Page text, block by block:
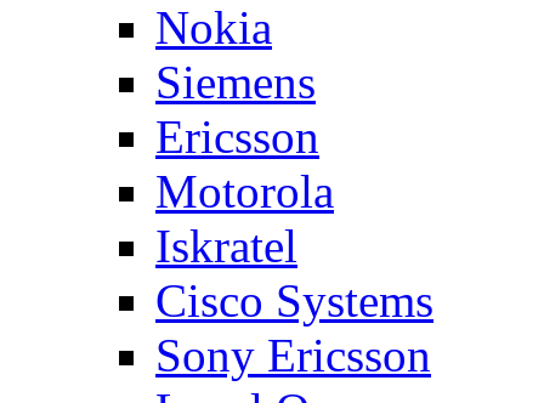
Nokia
Siemens
Ericsson
Motorola
Iskratel
Cisco Systems
Sony Ericsson